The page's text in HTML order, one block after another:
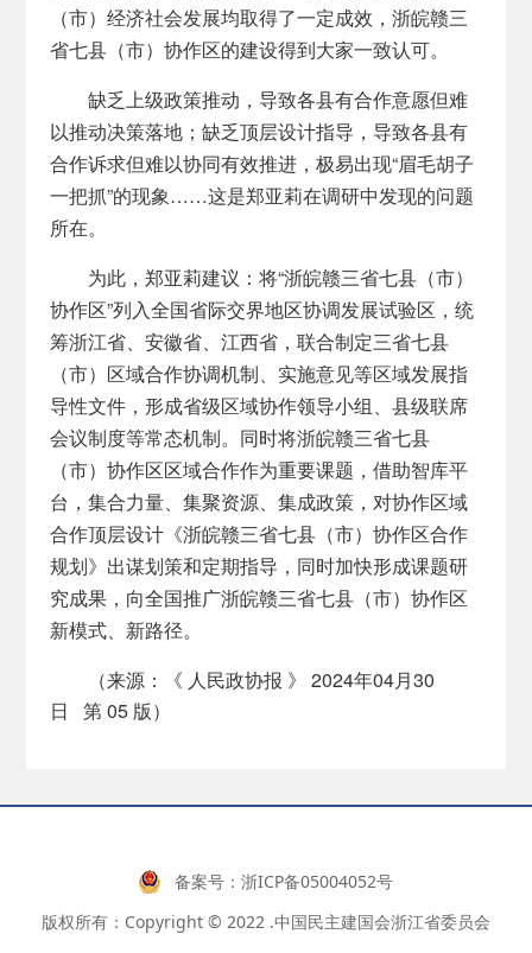
（市）经济社会发展均取得了一定成效，浙皖赣三
省七县（市）协作区的建设得到大家一致认可。
缺乏上级政策推动，导致各县有合作意愿但难
以推动决策落地；缺乏顶层设计指导，导致各县有
合作诉求但难以协同有效推进，极易出现“眉毛胡子
一把抓”的现象……这是郑亚莉在调研中发现的问题
所在。
为此，郑亚莉建议：将“浙皖赣三省七县（市）
协作区”列入全国省际交界地区协调发展试验区，统
筹浙江省、安徽省、江西省，联合制定三省七县
（市）区域合作协调机制、实施意见等区域发展指
导性文件，形成省级区域协作领导小组、县级联席
会议制度等常态机制。同时将浙皖赣三省七县
（市）协作区区域合作作为重要课题，借助智库平
台，集合力量、集聚资源、集成政策，对协作区域
合作顶层设计《浙皖赣三省七县（市）协作区合作
规划》出谋划策和定期指导，同时加快形成课题研
究成果，向全国推广浙皖赣三省七县（市）协作区
新模式、新路径。
（来源：
《 人民政协报 》 2024年04月30
日 第 05 版）
备案号： 浙ICP备05004052号
版权所有：Copyright © 2022 .中国民主建国会浙江省委员会